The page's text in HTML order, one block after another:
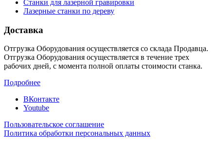
Станки для лазерной гравировки
Лазерные станки по дереву
Доставка
Отгрузка Оборудования осуществляется со склада Продавца.
Отгрузка Оборудования осуществляется в течение трех
рабочих дней, с момента полной оплаты стоимости станка.
Подробнее
ВКонтакте
Youtube
Пользовательское соглашение
Политика обработки персональных данных